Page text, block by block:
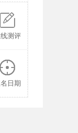
测评
日期